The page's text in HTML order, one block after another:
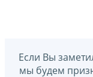
Если Вы
мы будем